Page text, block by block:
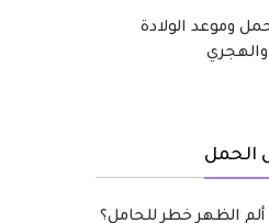
وموعد الولادة
والهجري
الحمل
الظهر خطر للحامل؟